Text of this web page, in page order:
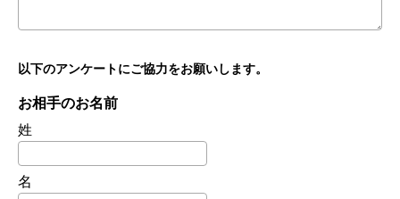
以下のアンケートにご協力をお願いします。
お相手のお名前
姓
名